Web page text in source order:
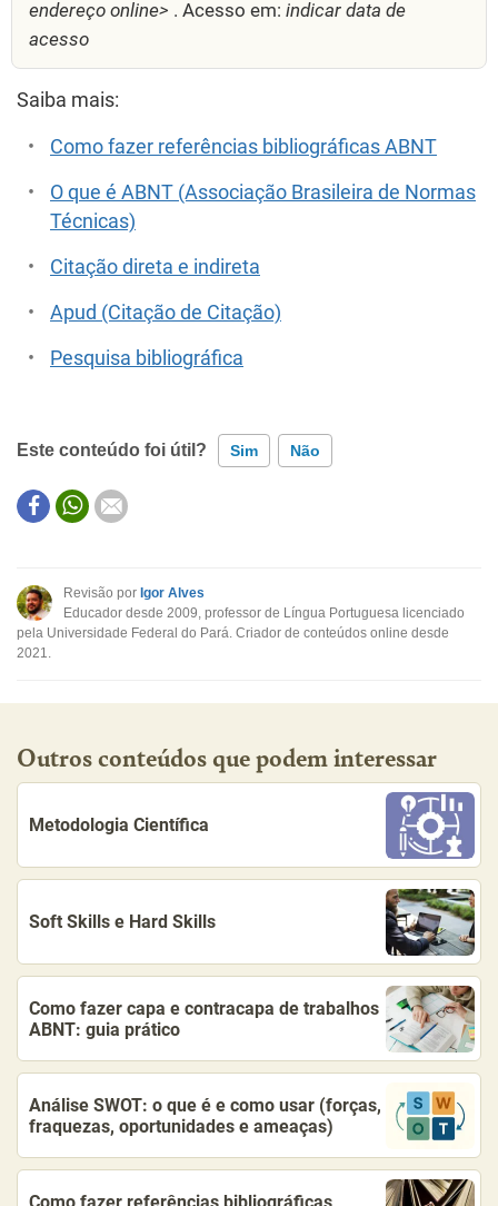
endereço online> . Acesso em: indicar data de
acesso
Saiba mais:
Como fazer referências bibliográficas ABNT
O que é ABNT (Associação Brasileira de Normas
Técnicas)
Citação direta e indireta
Apud (Citação de Citação)
Pesquisa bibliográfica
Este conteúdo foi útil? Sim Não
Este conteúdo não tem a informação que procuro
Outro
Revisão por Igor Alves
Educador desde 2009, professor de Língua Portuguesa licenciado
pela Universidade Federal do Pará. Criador de conteúdos online desde
2021.
Outros conteúdos que podem interessar
Metodologia Científica
Soft Skills e Hard Skills
Como fazer capa e contracapa de trabalhos
ABNT: guia prático
Análise SWOT: o que é e como usar (forças,
fraquezas, oportunidades e ameaças)
Como fazer referências bibliográficas